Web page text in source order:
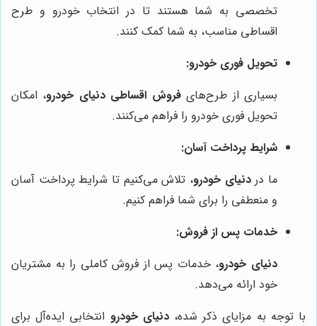
تخصصی به شما هستند تا در انتخاب خودرو و طرح
اقساطی مناسب، به شما کمک کنند.
تحویل فوری خودرو:
بسیاری از طرح‌هایفروش اقساطی دنیای خودرو، امکان
تحویل فوری خودرو را فراهم می‌کنند.
شرایط پرداخت آسان:
ما دردنیای خودرو، تلاش می‌کنیم تا شرایط پرداخت آسان
و منعطفی را برای شما فراهم کنیم.
خدمات پس از فروش:
دنیای خودرو، خدمات پس از فروش کاملی را به مشتریان
خود ارائه می‌دهد.
با توجه به مزایای ذکر شده،دنیای خودرو انتخابی ایده‌آل برای